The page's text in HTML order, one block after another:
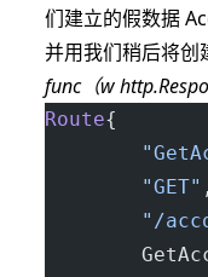
们建立的假数据
并用我们稍后将创
func（w
Route{
        "GET"
"/